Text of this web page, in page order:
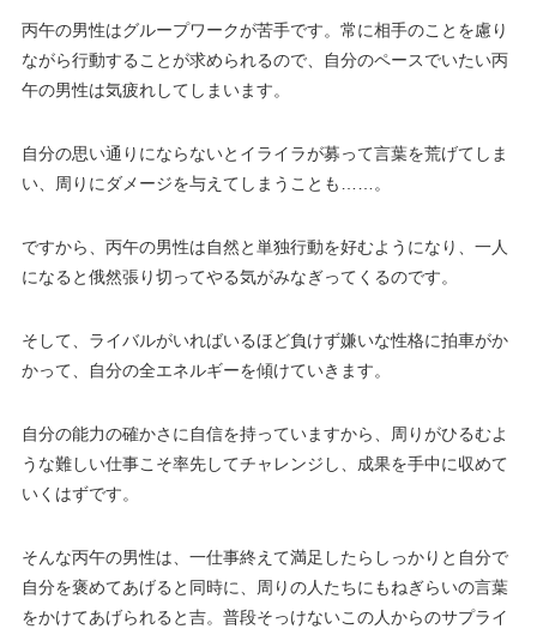
丙午の男性はグループワークが苦手です。常に相手のことを慮り
ながら行動することが求められるので、自分のペースでいたい丙
午の男性は気疲れしてしまいます。
自分の思い通りにならないとイライラが募って言葉を荒げてしま
い、周りにダメージを与えてしまうことも……。
ですから、丙午の男性は自然と単独行動を好むようになり、一人
になると俄然張り切ってやる気がみなぎってくるのです。
そして、ライバルがいればいるほど負けず嫌いな性格に拍車がか
かって、自分の全エネルギーを傾けていきます。
自分の能力の確かさに自信を持っていますから、周りがひるむよ
うな難しい仕事こそ率先してチャレンジし、成果を手中に収めて
いくはずです。
そんな丙午の男性は、一仕事終えて満足したらしっかりと自分で
自分を褒めてあげると同時に、周りの人たちにもねぎらいの言葉
をかけてあげられると吉。普段そっけないこの人からのサプライ